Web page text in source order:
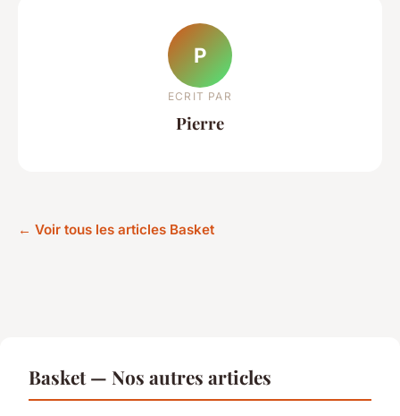
P
ECRIT PAR
Pierre
← Voir tous les articles Basket
Basket — Nos autres articles